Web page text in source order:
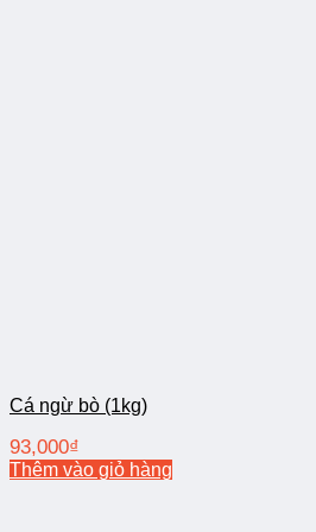
Cá ngừ bò (1kg)
93,000₫
Thêm vào giỏ hàng